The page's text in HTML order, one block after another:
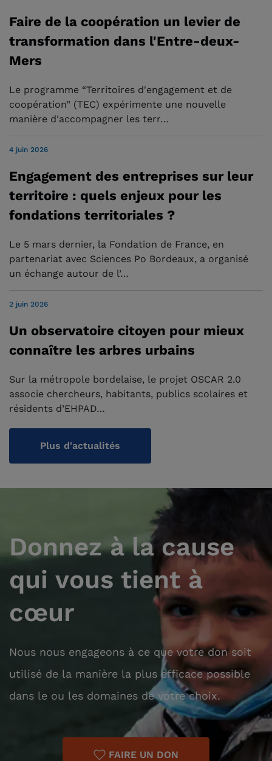
Faire de la coopération un levier de
transformation dans l'Entre-deux-
Mers
Le programme “Territoires d'engagement et de
coopération” (TEC) expérimente une nouvelle
manière d'accompagner les terr…
4 juin 2026
Engagement des entreprises sur leur
territoire : quels enjeux pour les
fondations territoriales ?
Le 5 mars dernier, la Fondation de France, en
partenariat avec Sciences Po Bordeaux, a organisé
un échange autour de l’…
2 juin 2026
Un observatoire citoyen pour mieux
connaître les arbres urbains
Sur la métropole bordelaise, le projet OSCAR 2.0
associe chercheurs, habitants, publics scolaires et
résidents d’EHPAD…
Plus d'actualités
Donnez à la cause
qui vous tient à
cœur
Nous nous engageons à ce que votre don soit
utilisé de la manière la plus efficace possible
dans le ou les domaines de votre choix.
FAIRE UN DON